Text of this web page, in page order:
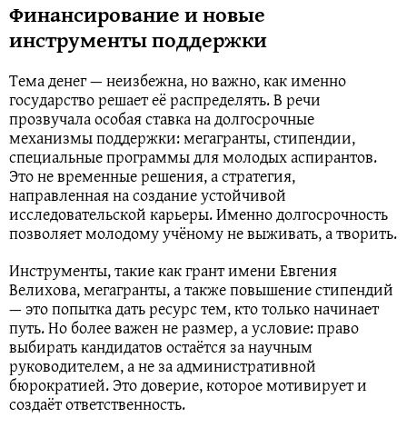
Финансирование и новые
инструменты поддержки
Тема денег — неизбежна, но важно, как именно
государство решает её распределять. В речи
прозвучала особая ставка на долгосрочные
механизмы поддержки: мегагранты, стипендии,
специальные программы для молодых аспирантов.
Это не временные решения, а стратегия,
направленная на создание устойчивой
исследовательской карьеры. Именно долгосрочность
позволяет молодому учёному не выживать, а творить.
Инструменты, такие как грант имени Евгения
Велихова, мегaгранты, а также повышение стипендий
— это попытка дать ресурс тем, кто только начинает
путь. Но более важен не размер, а условие: право
выбирать кандидатов остаётся за научным
руководителем, а не за административной
бюрократией. Это доверие, которое мотивирует и
создаёт ответственность.